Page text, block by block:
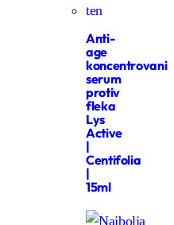
Anti-
age
koncentrovani
serum
protiv
fleka
Lys
Active
|
Centifolia
|
15ml